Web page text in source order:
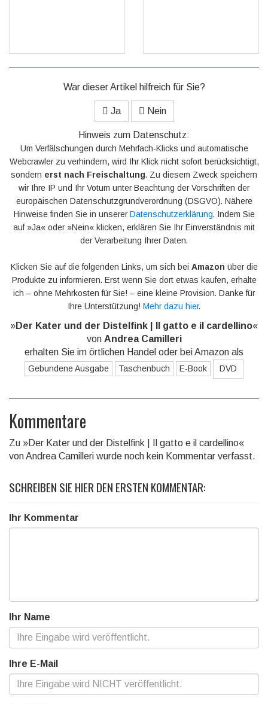
War dieser Artikel hilfreich für Sie?
Ja Nein
Hinweis zum Datenschutz:
Um Verfälschungen durch Mehrfach-Klicks und automatische
Webcrawler zu verhindern, wird Ihr Klick nicht sofort berücksichtigt,
sondern erst nach Freischaltung. Zu diesem Zweck speichern
wir Ihre IP und Ihr Votum unter Beachtung der Vorschriften der
europäischen Datenschutzgrundverordnung (DSGVO). Nähere
Hinweise finden Sie in unsererDatenschutzerklärung. Indem Sie
auf »Ja« oder »Nein« klicken, erklären Sie Ihr Einverständnis mit
der Verarbeitung Ihrer Daten.
Klicken Sie auf die folgenden Links, um sich bei Amazon über die
Produkte zu informieren. Erst wenn Sie dort etwas kaufen, erhalte
ich – ohne Mehrkosten für Sie! – eine kleine Provision. Danke für
Ihre Unterstützung! Mehr dazu hier.
»Der Kater und der Distelfink | Il gatto e il cardellino«
von Andrea Camilleri
erhalten Sie im örtlichen Handel oder bei Amazon als
Gebundene Ausgabe Taschenbuch E-Book DVD
Kommentare
Zu »Der Kater und der Distelfink | Il gatto e il cardellino«
von Andrea Camilleri wurde noch kein Kommentar verfasst.
SCHREIBEN SIE HIER DEN ERSTEN KOMMENTAR:
Ihr Kommentar
Ihr Name
Ihre E-Mail